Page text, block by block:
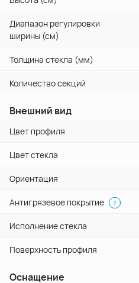
Диапазон регулировки
ширины (см)
Толщина стекла (мм)
Количество секций
Внешний вид
Цвет профиля
Цвет стекла
Ориентация
Антигрязевое покрытие ?
Исполнение стекла
Поверхность профиля
Оснащение